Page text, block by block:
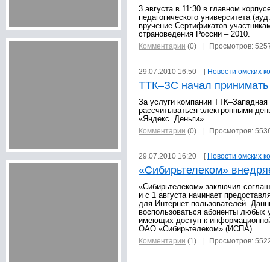
3 августа в 11:30 в главном
педагогического университета
вручение Сертификатов
страноведения России – 2010.
Комментарии (0) | Просмотров:
29.07.2010 16:50 [ Новости омских
ТТК–ЗС начал
За услуги компании
рассчитываться электронными
«Яндекс. Деньги».
Комментарии (0) | Просмотров:
29.07.2010 16:20 [ Новости омских
«Сибирьтелеком»
«Сибирьтелеком» заключил
и с 1 августа начинает
для Интернет-пользователей.
воспользоваться абоненты любых
имеющих доступ к
ОАО «Сибирьтелеком» (ИСПА).
Комментарии (1) | Просмотров: